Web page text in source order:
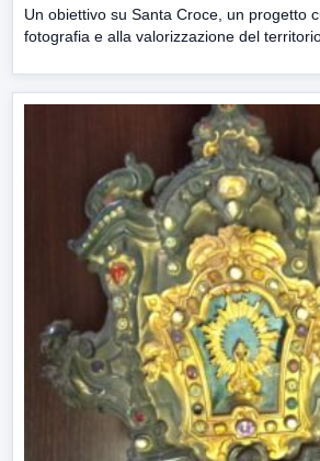
Un obiettivo su Santa Croce, un progetto
fotografia e alla valorizzazione del